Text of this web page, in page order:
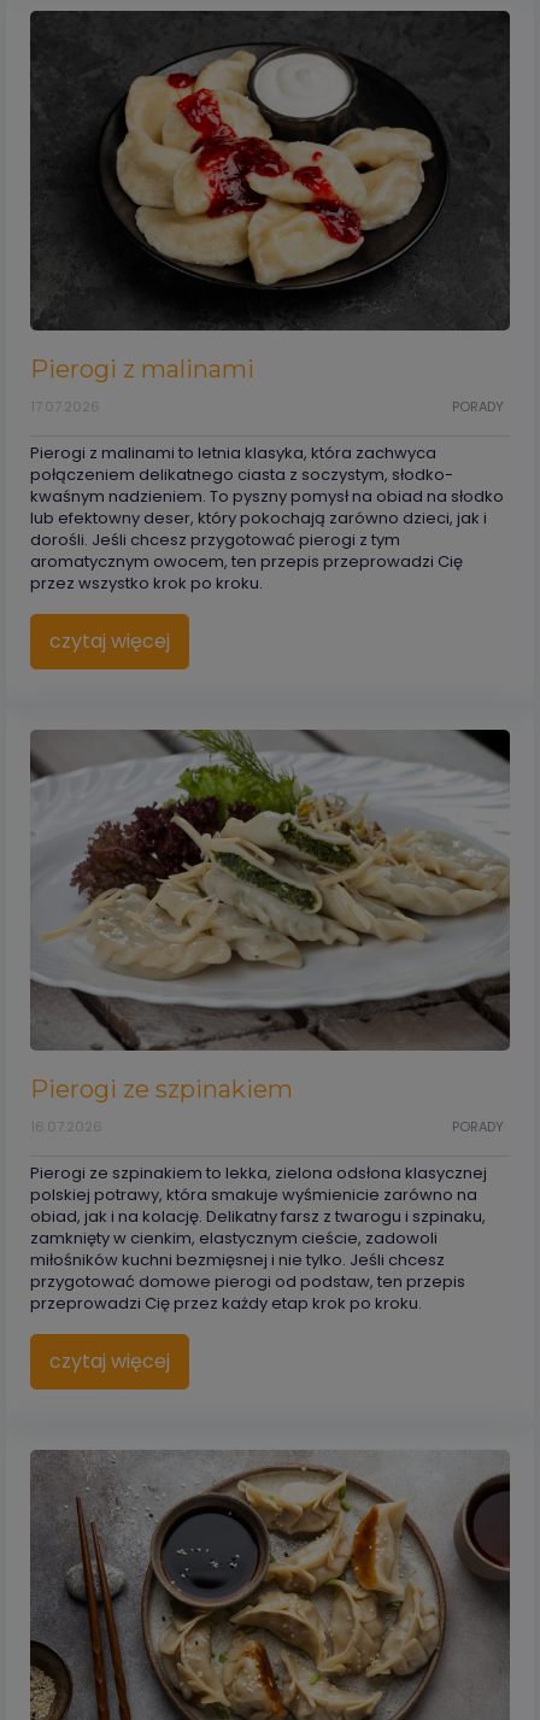
Pierogi z malinami
PORADY
17.07.2026
Pierogi z malinami to letnia klasyka, która zachwyca
połączeniem delikatnego ciasta z soczystym, słodko-
kwaśnym nadzieniem. To pyszny pomysł na obiad na słodko
lub efektowny deser, który pokochają zarówno dzieci, jak i
dorośli. Jeśli chcesz przygotować pierogi z tym
aromatycznym owocem, ten przepis przeprowadzi Cię
przez wszystko krok po kroku.
czytaj więcej
Pierogi ze szpinakiem
PORADY
16.07.2026
Pierogi ze szpinakiem to lekka, zielona odsłona klasycznej
polskiej potrawy, która smakuje wyśmienicie zarówno na
obiad, jak i na kolację. Delikatny farsz z twarogu i szpinaku,
zamknięty w cienkim, elastycznym cieście, zadowoli
miłośników kuchni bezmięsnej i nie tylko. Jeśli chcesz
przygotować domowe pierogi od podstaw, ten przepis
przeprowadzi Cię przez każdy etap krok po kroku.
czytaj więcej